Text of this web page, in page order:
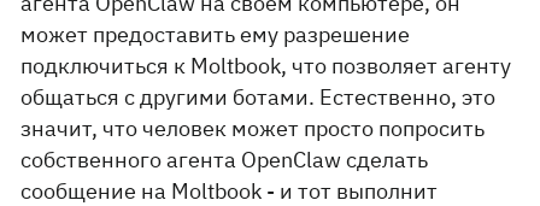
может предоставить ему разрешение
подключиться к Moltbook, что позволяет агенту
общаться с другими ботами. Естественно, это
значит, что человек может просто попросить
собственного агента OpenClaw сделать
сообщение на Moltbook - и тот выполнит